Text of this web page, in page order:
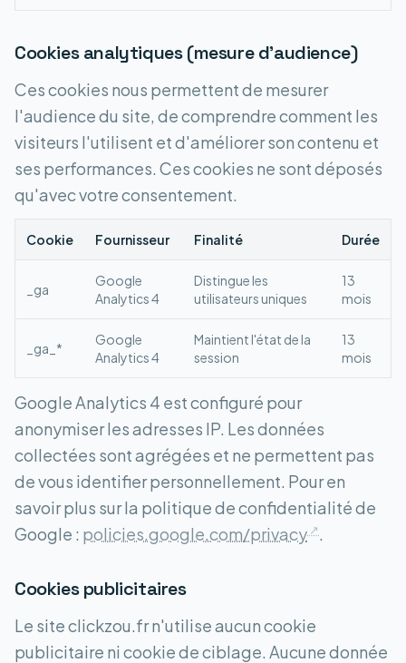
Cookies analytiques (mesure d'audience)
Ces cookies nous permettent de mesurer
l'audience du site, de comprendre comment les
visiteurs l'utilisent et d'améliorer son contenu et
ses performances. Ces cookies ne sont déposés
qu'avec votre consentement.
Cookie Fournisseur Finalité Durée
_ga
Google
Analytics 4
Distingue les
utilisateurs uniques
13
mois
_ga_*
Google
Analytics 4
Maintient l'état de la
session
13
mois
Google Analytics 4 est configuré pour
anonymiser les adresses IP. Les données
collectées sont agrégées et ne permettent pas
de vous identifier personnellement. Pour en
savoir plus sur la politique de confidentialité de
Google : policies.google.com/privacy .
Cookies publicitaires
Le site clickzou.fr n'utilise aucun cookie
publicitaire ni cookie de ciblage. Aucune donnée